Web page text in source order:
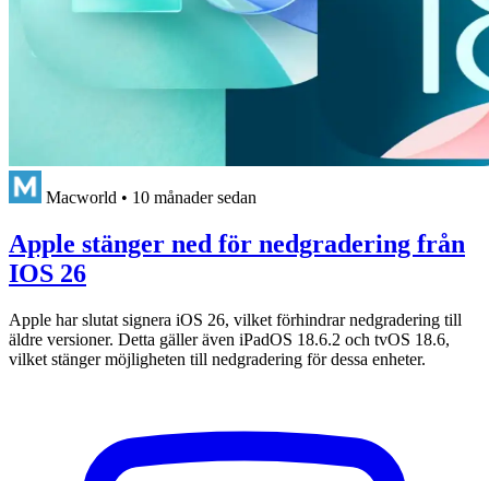
Macworld • 10 månader sedan
Apple stänger ned för nedgradering från
IOS 26
Apple har slutat signera iOS 26, vilket förhindrar nedgradering till
äldre versioner. Detta gäller även iPadOS 18.6.2 och tvOS 18.6,
vilket stänger möjligheten till nedgradering för dessa enheter.